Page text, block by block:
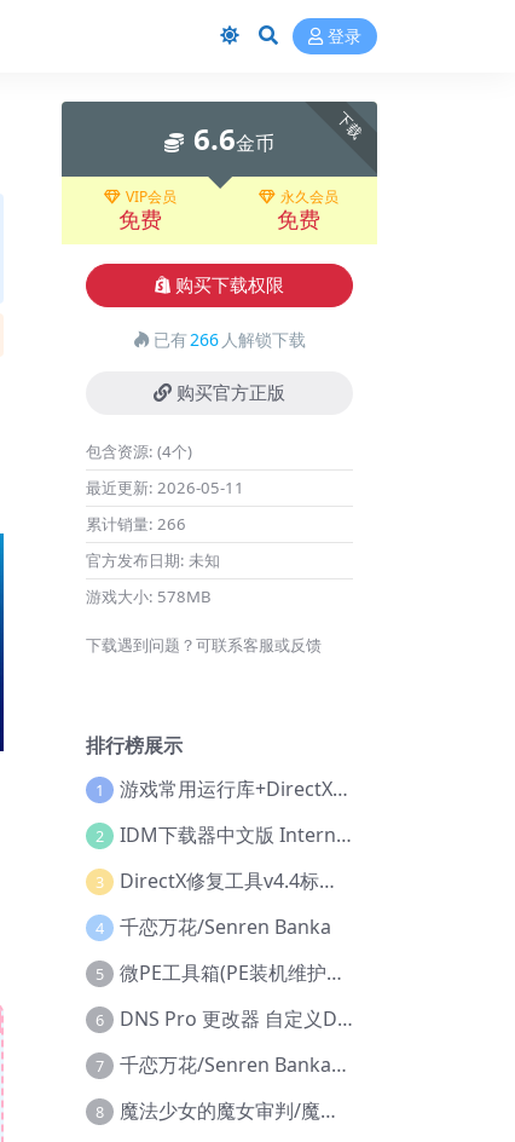
登录
下载
6.6金币
VIP会员
免费
永久会员
免费
购买下载权限
已有266 人解锁下载
购买官方正版
包含资源: (4个)
最近更新: 2026-05-11
累计销量: 266
官方发布日期: 未知
游戏大小: 578MB
下载遇到问题？可联系客服或反馈
排行榜展示
1 游戏常用运行库+DirectX修复增强版
2 IDM下载器中文版 Internet Download Manager v6.42.36 IDM
3 DirectX修复工具v4.4标准版+增强版+在线修复版
4 千恋万花/Senren Banka
5 微PE工具箱(PE装机维护工具) v2.3官方正式版
6 DNS Pro 更改器 自定义DNS修改
7 千恋万花/Senren Banka/安卓版
8 魔法少女的魔女审判/魔法少女ノ魔女裁判